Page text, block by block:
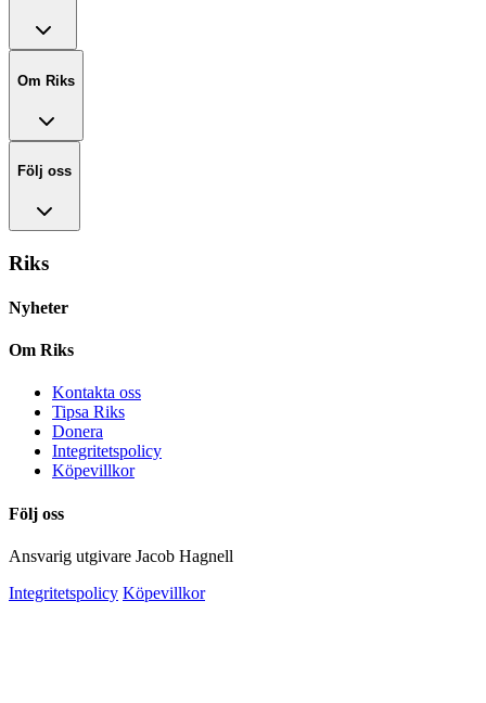
Om Riks
Följ oss
Riks
Nyheter
Om Riks
Kontakta oss
Tipsa Riks
Donera
Integritetspolicy
Köpevillkor
Följ oss
Ansvarig utgivare Jacob Hagnell
Integritetspolicy Köpevillkor